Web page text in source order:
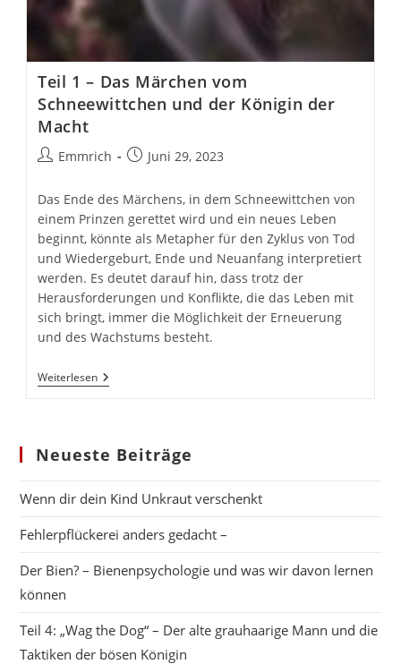
Teil 1 – Das Märchen vom
Schneewittchen und der Königin der
Macht
Beitrags-
Emmrich
BeitragJuni 29, 2023
Das Ende des Märchens, in dem Schneewittchen von
einem Prinzen gerettet wird und ein neues Leben
beginnt, könnte als Metapher für den Zyklus von Tod
und Wiedergeburt, Ende und Neuanfang interpretiert
werden. Es deutet darauf hin, dass trotz der
Herausforderungen und Konflikte, die das Leben mit
sich bringt, immer die Möglichkeit der Erneuerung
und des Wachstums besteht.
WeiterlesenTeil
1
Vom
Schneewittchen
Der
Königin
Macht
Neueste Beiträge
Wenn dir dein Kind Unkraut verschenkt
Fehlerpflückerei anders gedacht –
Der Bien? – Bienenpsychologie und was wir davon lernen
können
Teil 4: „Wag the Dog“ – Der alte grauhaarige Mann und die
Taktiken der bösen Königin